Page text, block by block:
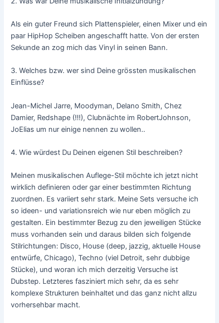
Als ein guter Freund sich Plattenspieler, einen Mixer und ein
paar HipHop Scheiben angeschafft hatte. Von der ersten
Sekunde an zog mich das Vinyl in seinen Bann.
3.Welches bzw. wer sind Deine grössten musikalischen
Einflüsse?
Jean-Michel Jarre, Moodyman, Delano Smith, Chez
Damier, Redshape (!!!), Clubnächte im RobertJohnson,
JoElias um nur einige nennen zu wollen..
4.Wie würdest Du Deinen eigenen Stil beschreiben?
Meinen musikalischen Auflege-Stil möchte ich jetzt nicht
wirklich definieren oder gar einer bestimmten Richtung
zuordnen. Es variiert sehr stark. Meine Sets versuche ich
so ideen- und variationsreich wie nur eben möglich zu
gestalten. Ein bestimmter Bezug zu den jeweiligen Stücke
muss vorhanden sein und daraus bilden sich folgende
Stilrichtungen: Disco, House (deep, jazzig, aktuelle House
entwürfe, Chicago), Techno (viel Detroit, sehr dubbige
Stücke), und woran ich mich derzeitig Versuche ist
Dubstep. Letzteres fasziniert mich sehr, da es sehr
komplexe Strukturen beinhaltet und das ganz nicht allzu
vorhersehbar macht.